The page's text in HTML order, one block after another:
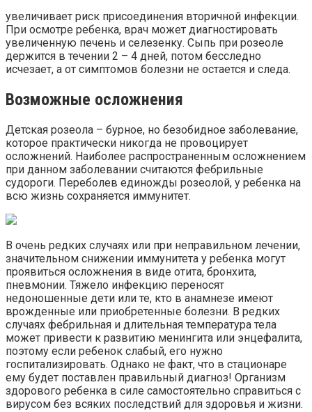
увеличивает риск присоединения вторичной инфекции.
При осмотре ребенка, врач может диагностировать
увеличенную печень и селезенку. Сыпь при розеоле
держится в течении 2 – 4 дней, потом бесследно
исчезает, а от симптомов болезни не остается и следа.
Возможные осложнения
Детская розеола – бурное, но безобидное заболевание,
которое практически никогда не провоцирует
осложнений. Наиболее распространенным осложнением
при данном заболевании считаются фебрильные
судороги. Переболев единожды розеолой, у ребенка на
всю жизнь сохраняется иммунитет.
В очень редких случаях или при неправильном лечении,
значительном снижении иммунитета у ребенка могут
проявиться осложнения в виде отита, бронхита,
пневмонии. Тяжело инфекцию переносят
недоношенные дети или те, кто в анамнезе имеют
врожденные или приобретенные болезни. В редких
случаях фебрильная и длительная температура тела
может привести к развитию менингита или энцефалита,
поэтому если ребенок слабый, его нужно
госпитализировать. Однако не факт, что в стационаре
ему будет поставлен правильный диагноз! Организм
здорового ребенка в силе самостоятельно справиться с
вирусом без всяких последствий для здоровья и жизни.